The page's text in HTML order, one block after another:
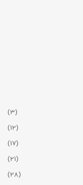
(3)
(12)
(17)
(21)
(28)